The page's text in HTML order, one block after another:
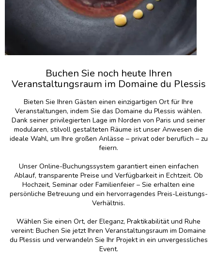
Buchen Sie noch heute Ihren
Veranstaltungsraum im Domaine du Plessis
Bieten Sie Ihren Gästen einen einzigartigen Ort für Ihre
Veranstaltungen, indem Sie das Domaine du Plessis wählen.
Dank seiner privilegierten Lage im Norden von Paris und seiner
modularen, stilvoll gestalteten Räume ist unser Anwesen die
ideale Wahl, um Ihre großen Anlässe – privat oder beruflich – zu
feiern.
Unser Online-Buchungssystem garantiert einen einfachen
Ablauf, transparente Preise und Verfügbarkeit in Echtzeit. Ob
Hochzeit, Seminar oder Familienfeier – Sie erhalten eine
persönliche Betreuung und ein hervorragendes Preis-Leistungs-
Verhältnis.
Wählen Sie einen Ort, der Eleganz, Praktikabilität und Ruhe
vereint: Buchen Sie jetzt Ihren Veranstaltungsraum im Domaine
du Plessis und verwandeln Sie Ihr Projekt in ein unvergessliches
Event.